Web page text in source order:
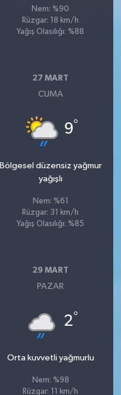
Nem: %90
Rüzgar: 18 km/h
Yağış Olasılığı: %88
27 MART
CUMA
9°
Bölgesel düzensiz yağmur
yağışlı
Nem: %61
Rüzgar: 31 km/h
Yağış Olasılığı: %85
29 MART
PAZAR
2°
Orta kuvvetli yağmurlu
Nem: %98
Rüzgar: 11 km/h